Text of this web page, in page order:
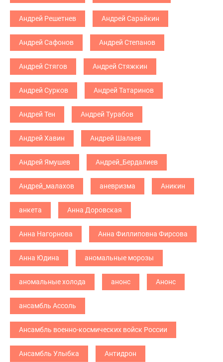
Андрей Решетнев Андрей Сарайкин
Андрей Сафонов Андрей Степанов
Андрей Стягов Андрей Стяжкин
Андрей Сурков Андрей Татаринов
Андрей Тен Андрей Турабов
Андрей Хавин Андрей Шалаев
Андрей Ямушев Андрей_Бердалиев
Андрей_малахов аневризма Аникин
анкета Анна Доровская
Анна Нагорнова Анна Филлиповна Фирсова
Анна Юдина аномальные морозы
аномальные холода анонс Анонс
ансамбль Ассоль
Ансамбль военно-космических войск России
Ансамбль Улыбка Антидрон